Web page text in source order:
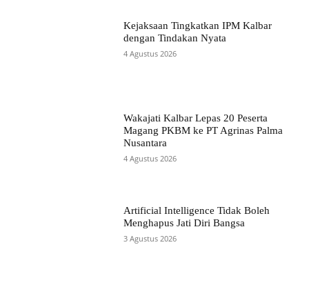
Kejaksaan Tingkatkan IPM Kalbar
dengan Tindakan Nyata
4 Agustus 2026
Wakajati Kalbar Lepas 20 Peserta
Magang PKBM ke PT Agrinas Palma
Nusantara
4 Agustus 2026
Artificial Intelligence Tidak Boleh
Menghapus Jati Diri Bangsa
3 Agustus 2026